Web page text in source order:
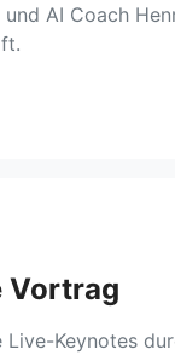
und AI Coach
Vortrag
Live-Keynotes